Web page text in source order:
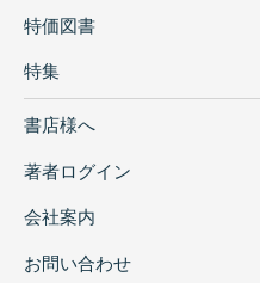
特価図書
特集
書店様へ
著者ログイン
会社案内
お問い合わせ